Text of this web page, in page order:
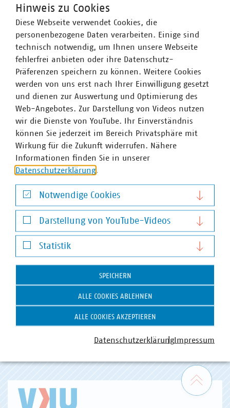
Bestellen Sie Ihr Druckexemplar der Information 112 zum
Preis von 29,00 Euro (für Mitglieder des VKU) bzw. 59,00
Euro (für Nichtmitglieder) zzgl. MwSt. und Versandkosten
über den VKU Verlag (
www.vku-verlag.de
Information 112
Der Einwegkunststofffonds - eine
Handlungshilfe für kommunale
Entsorgungsbetriebe
WASSER/ABWASSER
Zum
Hinweis zu Cookies
Diese Webseite verwendet Cookies, die
personenbezogene Daten verarbeiten. Einige sind
technisch notwendig, um Ihnen unsere Webseite
fehlerfrei anbieten oder ihre Datenschutz-
Präferenzen speichern zu können. Weitere Cookies
werden von uns erst nach Ihrer Einwilligung gesetzt
und dienen zur Auswertung und Optimierung des
Web-Angebotes. Zur Darstellung von Videos nutzen
wir die Dienste von YouTube. Ihr Einverständnis
können Sie jederzeit im Bereich Privatsphäre mit
Wirkung für die Zukunft widerrufen. Nähere
Informationen finden Sie in unserer
Datenschutzerklärung.
Notwendige Cookies
Notwendige Cookies
Darstellung von YouTube-Videos
Darstellung von YouTube-Videos
Statistik
Statistik
SPEICHERN
ALLE COOKIES ABLEHNEN
ALLE COOKIES AKZEPTIEREN
DatenschutzerklärungImpressum